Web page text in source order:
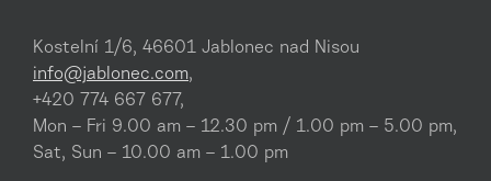
Kostelní 1/6, 46601 Jablonec nad Nisou
info@jablonec.com,
+420 774 667 677,
Mon – Fri 9.00 am – 12.30 pm / 1.00 pm – 5.00 pm,
Sat, Sun – 10.00 am – 1.00 pm